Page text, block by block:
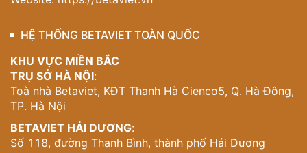
Mẫu nội thất phòng bếp biệt thự tân
cổ điển NT21092 – Chuẩn mực mới
của không gian sang trọng
Mẫu nội thất phòng bếp biệt thự tân cổ điển NT21092 là
sự kết hợp hài hòa giữa thẩm mỹ vượt thời gian và công
năng hiện đại, mang đến không gian nấu nướng lý tưởng
cho giới thượng lưu.
HỆ THỐNG BETAVIET TOÀN QUỐC
KHU VỰC MIỀN BẮC
TRỤ SỞ HÀ NỘI:
Toà nhà Betaviet, KĐT Thanh Hà Cienco5, Q. Hà Đông,
TP. Hà Nội
BETAVIET HẢI DƯƠNG:
Số 118, đường Thanh Bình, thành phố Hải Dương